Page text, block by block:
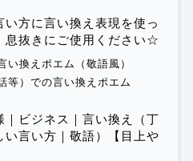
い方に言い換え表現を使っ
息抜きにご使用ください☆
い換えポエム（敬語風）
等）での言い換えポエム
ビジネス｜言い換え（丁
い言い方｜敬語）【目上や